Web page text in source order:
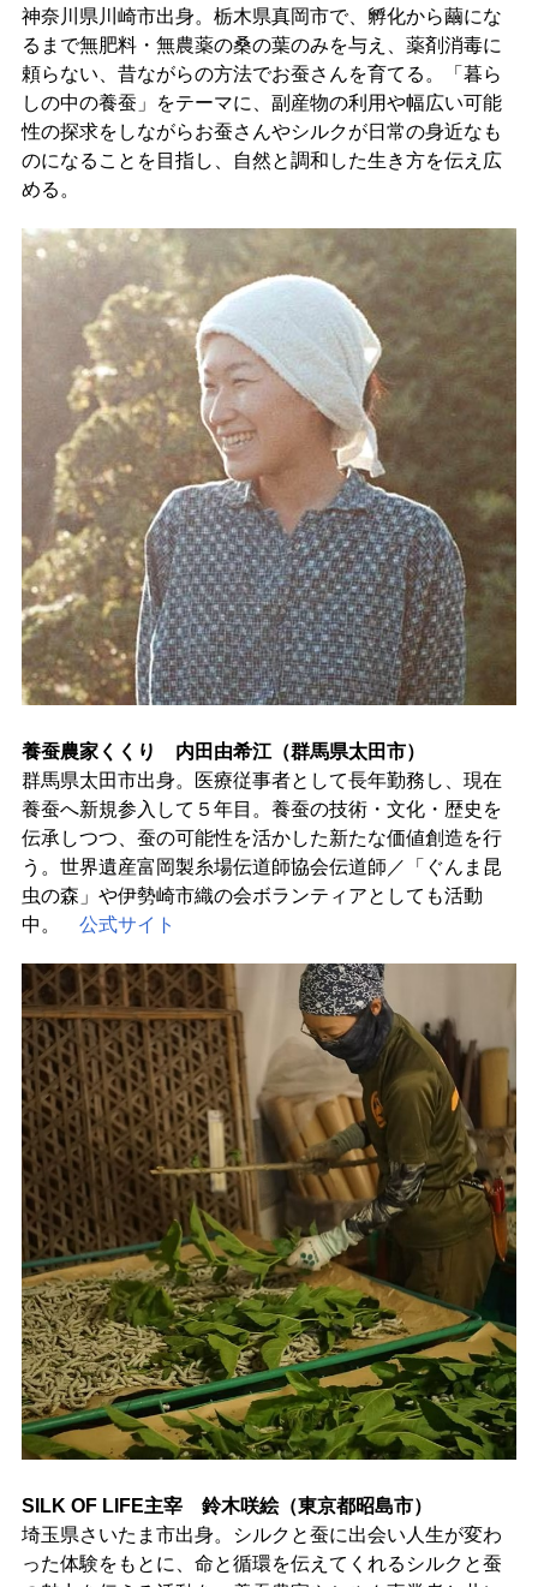
神奈川県川崎市出身。栃木県真岡市で、孵化から繭にな
るまで無肥料・無農薬の桑の葉のみを与え、薬剤消毒に
頼らない、昔ながらの方法でお蚕さんを育てる。「暮ら
しの中の養蚕」をテーマに、副産物の利用や幅広い可能
性の探求をしながらお蚕さんやシルクが日常の身近なも
のになることを目指し、自然と調和した生き方を伝え広
める。
養蚕農家くくり 内田由希江（群馬県太田市）
群馬県太田市出身。医療従事者として長年勤務し、現在
養蚕へ新規参入して５年目。養蚕の技術・文化・歴史を
伝承しつつ、蚕の可能性を活かした新たな価値創造を行
う。世界遺産富岡製糸場伝道師協会伝道師／「ぐんま昆
虫の森」や伊勢崎市織の会ボランティアとしても活動
中。 公式サイト
SILK OF LIFE主宰 鈴木咲絵（東京都昭島市）
埼玉県さいたま市出身。シルクと蚕に出会い人生が変わ
った体験をもとに、命と循環を伝えてくれるシルクと蚕